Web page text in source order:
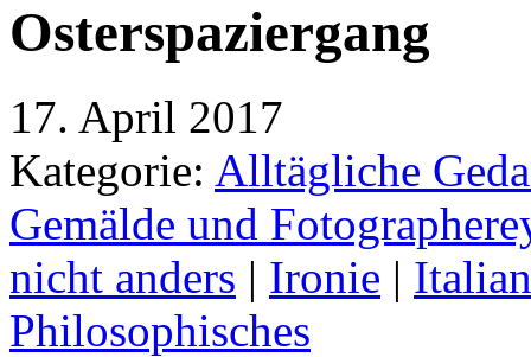
Osterspaziergang
17. April 2017
Kategorie: Alltägliche
Gemälde und
nicht anders | Ironie |
Philosophisches